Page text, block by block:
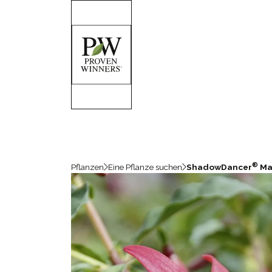
Pflanzen Eine Pflanze suchen ShadowDancer®